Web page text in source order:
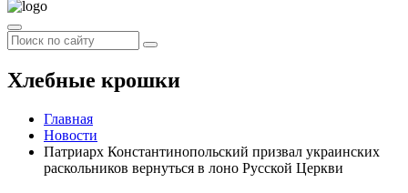
Хлебные крошки
Главная
Новости
Патриарх Константинопольский призвал украинских
раскольников вернуться в лоно Русской Церкви